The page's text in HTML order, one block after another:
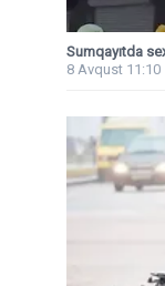
Sumqayıtda
8 Avqust 11:10